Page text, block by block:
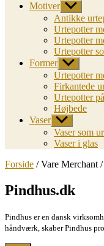
Motiver Vis
undermenu
Antikke
Urtepotter
Urtepotter
Urtepotter
Former Vis
undermenu
Urtepotter
Firkantede
Urtepotter
Højbede
Vaser Vis
undermenu
Vaser som
Vaser i glas
Forside / Vare Merchant
Pindhus.dk
Pindhus er en dansk
håndværk, skaber Pindhus